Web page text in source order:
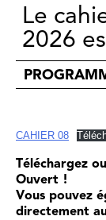
Le
2026
CAHIER 08
Téléchargez
Ouvert !
Vous pouvez
directement